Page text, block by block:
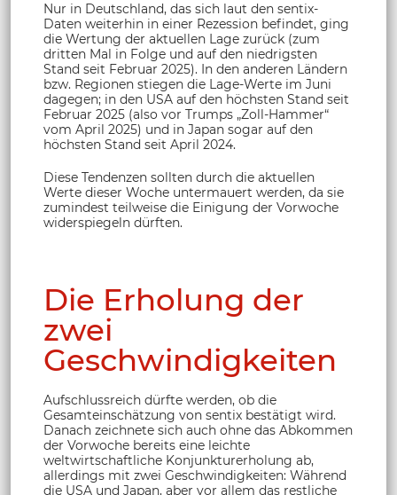
Nur in Deutschland, das sich laut den sentix-
Daten weiterhin in einer Rezession befindet, ging
die Wertung der aktuellen Lage zurück (zum
dritten Mal in Folge und auf den niedrigsten
Stand seit Februar 2025). In den anderen Ländern
bzw. Regionen stiegen die Lage-Werte im Juni
dagegen; in den USA auf den höchsten Stand seit
Februar 2025 (also vor Trumps „Zoll-Hammer“
vom April 2025) und in Japan sogar auf den
höchsten Stand seit April 2024.
Diese Tendenzen sollten durch die aktuellen
Werte dieser Woche untermauert werden, da sie
zumindest teilweise die Einigung der Vorwoche
widerspiegeln dürften.
Die Erholung der
zwei
Geschwindigkeiten
Aufschlussreich dürfte werden, ob die
Gesamteinschätzung von sentix bestätigt wird.
Danach zeichnete sich auch ohne das Abkommen
der Vorwoche bereits eine leichte
weltwirtschaftliche Konjunkturerholung ab,
allerdings mit zwei Geschwindigkeiten: Während
die USA und Japan, aber vor allem das restliche